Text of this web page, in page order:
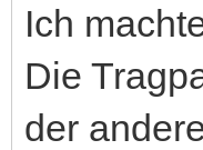
Ich
Die
der